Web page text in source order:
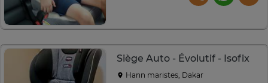
Siège Auto - Évolutif - Isofix
Hann maristes, Dakar